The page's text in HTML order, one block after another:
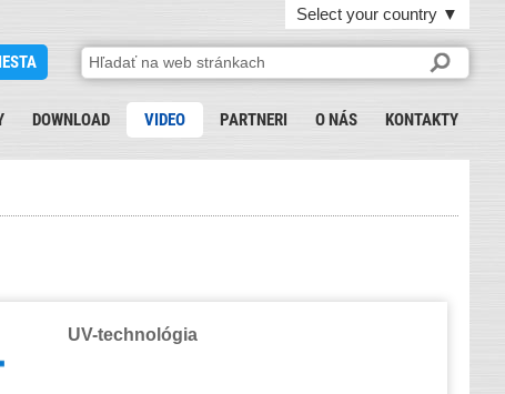
Select your country ▼
DOWNLOAD VIDEO PARTNERI O NÁS KONTAKTY
UV-technológia